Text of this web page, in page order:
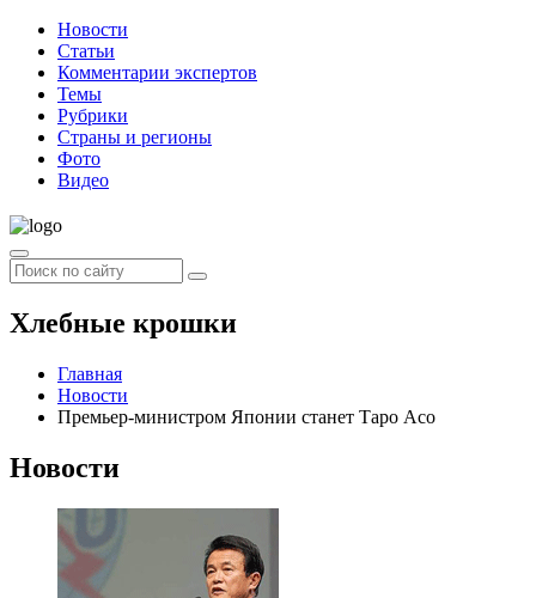
Новости
Статьи
Комментарии экспертов
Темы
Рубрики
Страны и регионы
Фото
Видео
Хлебные крошки
Главная
Новости
Премьер-министром Японии станет Таро Асо
Новости